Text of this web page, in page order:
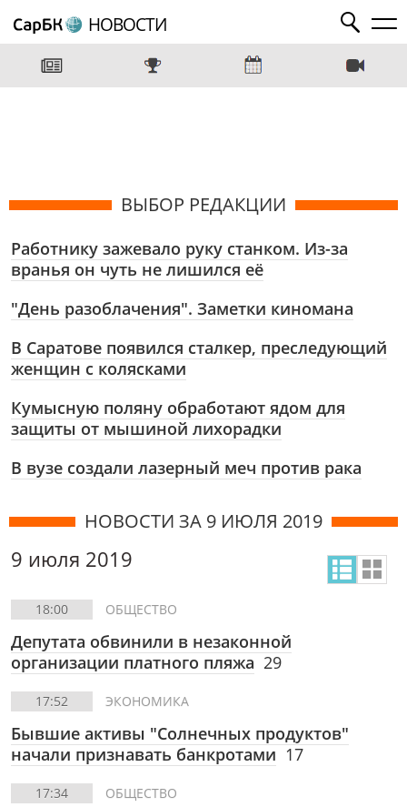
НОВОСТИ
ВЫБОР РЕДАКЦИИ
Работнику зажевало руку станком. Из-за
вранья он чуть не лишился её
"День разоблачения". Заметки киномана
В Саратове появился сталкер, преследующий
женщин с колясками
Кумысную поляну обработают ядом для
защиты от мышиной лихорадки
В вузе создали лазерный меч против рака
НОВОСТИ ЗА 9 ИЮЛЯ 2019
9 июля 2019
18:00 ОБЩЕСТВО
Депутата обвинили в незаконной
организации платного пляжа 29
17:52 ЭКОНОМИКА
Бывшие активы "Солнечных продуктов"
начали признавать банкротами 17
17:34 ОБЩЕСТВО